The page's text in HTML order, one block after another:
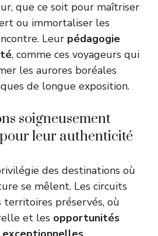
que ce soit pour maîtriser
ou immortaliser les
Leur pédagogie
, comme ces voyageurs qui
les aurores boréales
de longue exposition.
soigneusement
leur authenticité
des destinations où
se mêlent. Les circuits
territoires préservés, où
et les opportunités